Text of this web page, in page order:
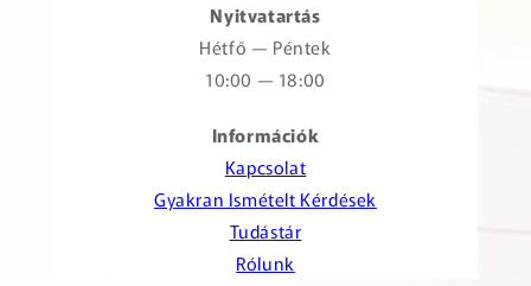
Nyitvatartás
Hétfő — Péntek
10:00 — 18:00
Információk
Kapcsolat
Gyakran Ismételt Kérdések
Tudástár
Rólunk